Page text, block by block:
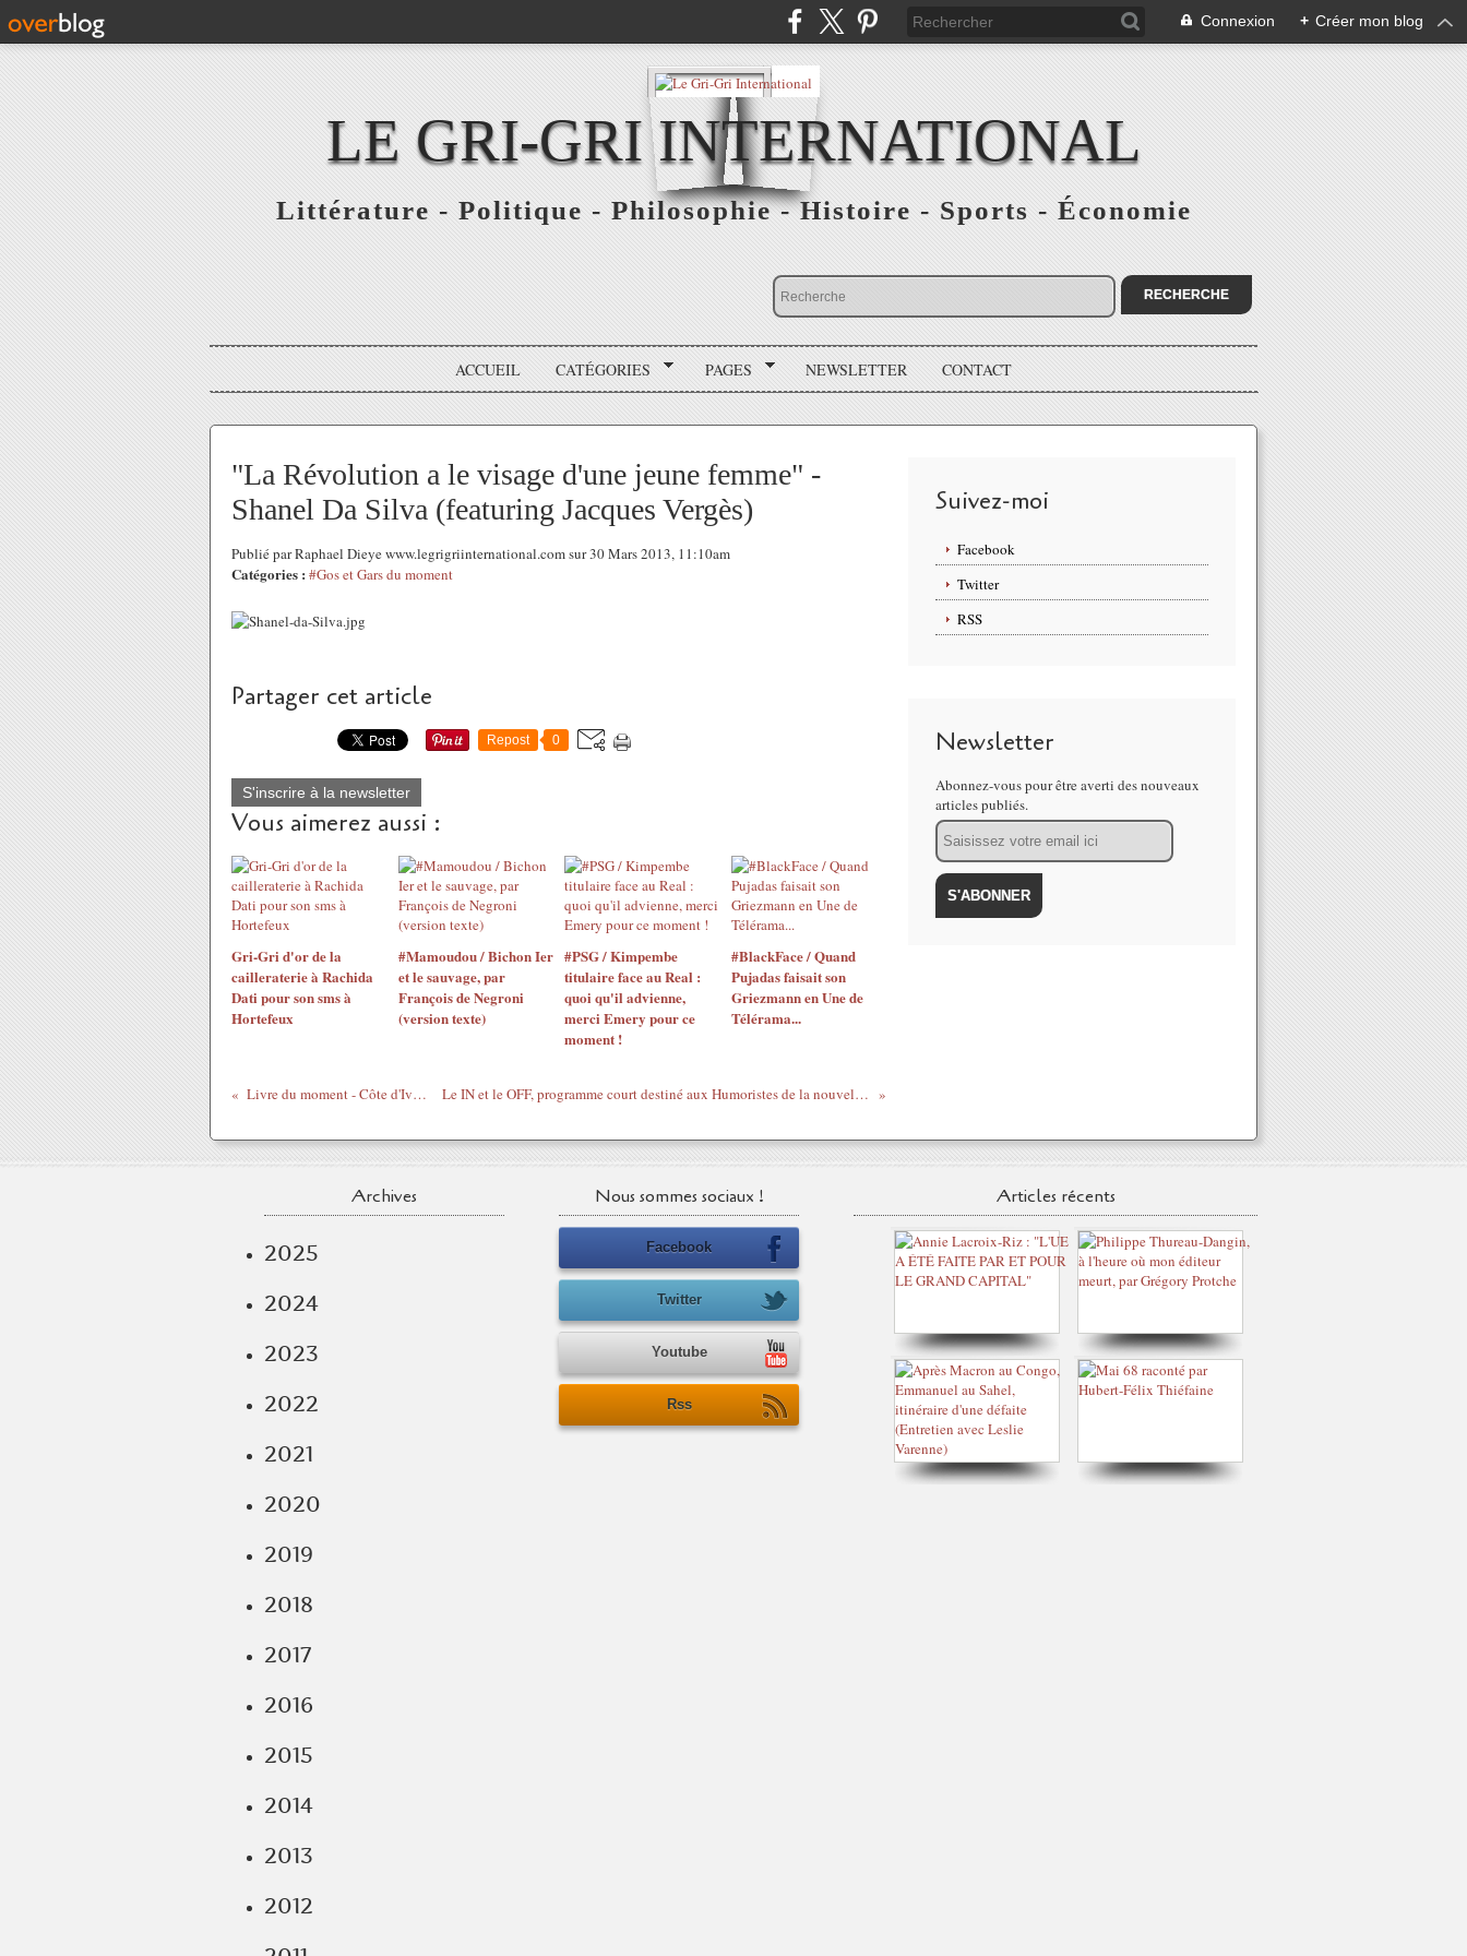
Connexion + Créer mon blog
LE GRI-GRI INTERNATIONAL
Littérature - Politique - Philosophie - Histoire - Sports - Économie
ACCUEIL CATÉGORIES PAGES NEWSLETTER CONTACT
"La Révolution a le visage d'une jeune femme" -
Shanel Da Silva (featuring Jacques Vergès)
Publié par Raphael Dieye www.legrigriinternational.com sur 30 Mars 2013, 11:10am
Catégories : #Gos et Gars du moment
Partager cet article
Repost 0
S'inscrire à la newsletter
Vous aimerez aussi :
Gri-Gri d'or de la
cailleraterie à Rachida
Dati pour son sms à
Hortefeux
#Mamoudou / Bichon Ier
et le sauvage, par
François de Negroni
(version texte)
#PSG / Kimpembe
titulaire face au Real :
quoi qu'il advienne,
merci Emery pour ce
moment !
#BlackFace / Quand
Pujadas faisait son
Griezmann en Une de
Télérama...
Livre du moment - Côte d'Ivoire, comment je suis devenu cyberactiviste - Steve Beko Le IN et le OFF, programme court destiné aux Humoristes de la nouvelle génération, présenté par Julien De Ruyck Retrouvez les informations "IN" et "OFF" du moment de vos humoristes préférés...
Suivez-moi
Facebook
Twitter
RSS
Newsletter
Abonnez-vous pour être averti des nouveaux
articles publiés.
Email
Archives
2025
2024
2023
2022
2021
2020
2019
2018
2017
2016
2015
2014
2013
2012
Nous sommes sociaux !
Facebook
Twitter
Youtube
Rss
Articles récents